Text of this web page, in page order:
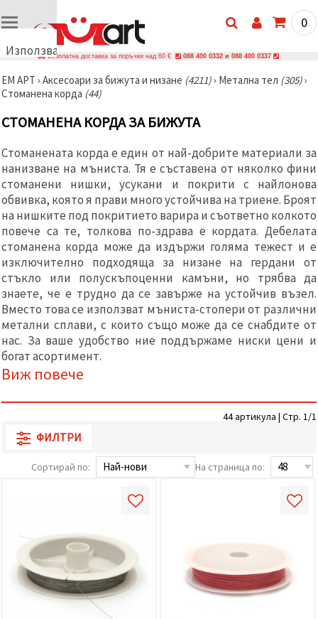
Използваме
🍪
Използваме
и подобни
технологии,
осигурим
правилната
работа на
сайта, да
подобрим
изживяване
и, с твое
съгласие,
анализираме
трафика и
да
показваме
по-
релевантно
съдържание
и реклами,
включително
с помощта
на наши
за анализ
Можеш да
съгласиш
да
натиснеш
"Приеми
всички!"
или да
посочиш
предпочитанията
0
Безплатна доставка за поръчки над 60 € 088 400 0332 и 088 400 0337
ЕМ АРТ › Аксесоари за бижута и низане (4211)› Метална тел (305)›
Стоманена корда (44)
СТОМАНЕНА КОРДА ЗА БИЖУТА
Стоманената корда е един от най-добрите материали за
нанизване на мъниста. Тя е съставена от няколко фини
стоманени нишки, усукани и покрити с найлонова
обвивка, която я прави много устойчива на триене. Броят
на нишките под покритието варира и съответно колкото
повече са те, толкова по-здрава е кордата. Дебелата
стоманена корда може да издържи голяма тежест и е
изключително подходяща за низане на гердани от
стъкло или полускъпоценни камъни, но трябва да
знаете, че е трудно да се завърже на устойчив възел.
Вместо това се използват мъниста-стопери от различни
метални сплави, с които също може да се снабдите от
нас. За ваше удобство ние поддържаме ниски цени и
богат асортимент.
Виж повече
44 артикула | Стр. 1/1
ФИЛТРИ
Сортирай по: На страница по: